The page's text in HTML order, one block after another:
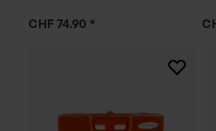
CHF 74.90 *